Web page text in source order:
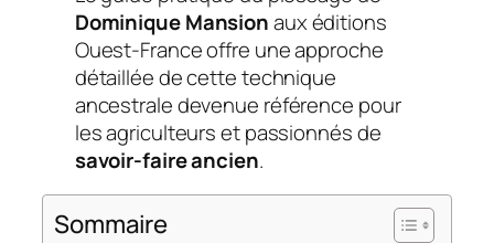
Dominique Mansionaux éditions
Ouest-France offre une approche
détaillée de cette technique
ancestrale devenue référence pour
les agriculteurs et passionnés de
savoir-faire ancien.
Sommaire